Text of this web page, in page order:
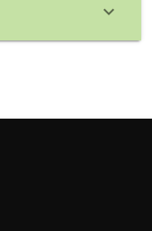
keyboard_arrow_down